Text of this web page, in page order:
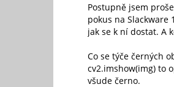
Postupně jsem
pokus na
jak se k ní dostat. A
Co se týče černých
cv2.imshow(img) to
všude černo.